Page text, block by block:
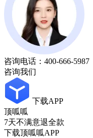
咨询电话： 400-666-5987
咨询我们
下载APP
顶呱呱
7天不满意退全款
下载顶呱呱APP